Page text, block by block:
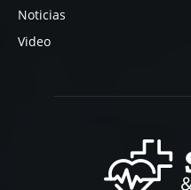
Noticias
Video